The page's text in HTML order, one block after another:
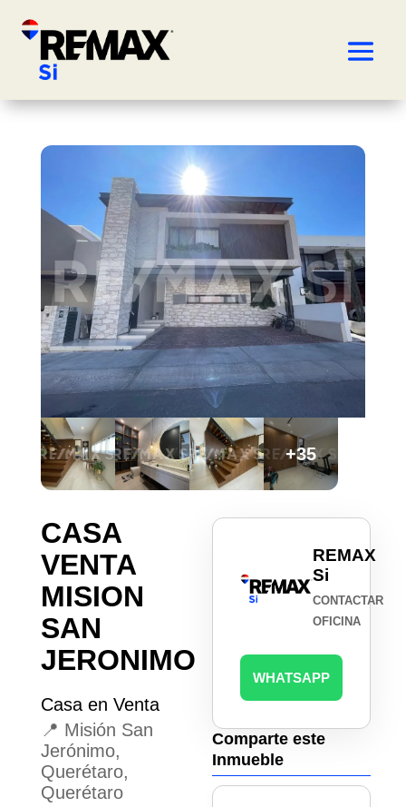
+35
CASA
VENTA
MISION
SAN
JERONIMO
Casa en Venta
📍 Misión San
Jerónimo,
Querétaro,
Querétaro
REMAX
Si
CONTACTAR
OFICINA
WHATSAPP
Comparte este
Inmueble